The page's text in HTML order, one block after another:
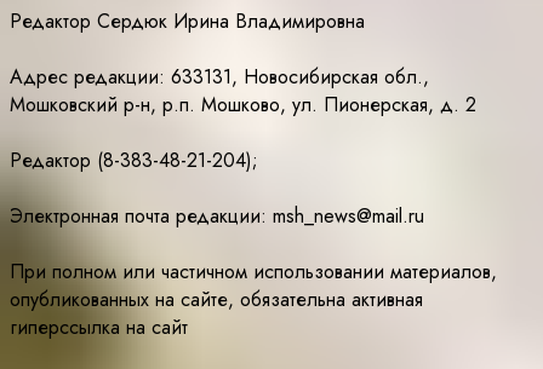
Редактор Сердюк Ирина Владимировна
Адрес редакции: 633131, Новосибирская обл.,
Мошковский р-н, р.п. Мошково, ул. Пионерская, д. 2
Редактор (8-383-48-21-204);
Электронная почта редакции: msh_news@mail.ru
При полном или частичном использовании материалов,
опубликованных на сайте, обязательна активная
гиперссылка на сайт